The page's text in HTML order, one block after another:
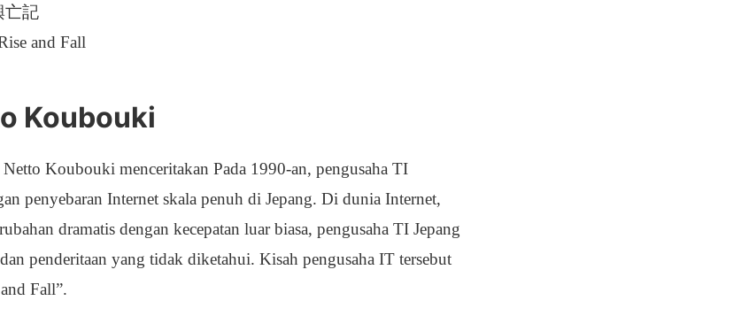
亡記
and Fall
Koubouki
Koubouki menceritakan Pada 1990-an, pengusaha TI
penyebaran Internet skala penuh di Jepang. Di dunia Internet,
dramatis dengan kecepatan luar biasa, pengusaha TI Jepang
penderitaan yang tidak diketahui. Kisah pengusaha IT tersebut
Fall”.